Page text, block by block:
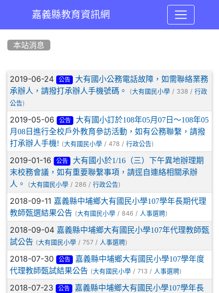
嘉義縣教育資訊網
本站消息
文章列表
2019-06-24 公告
大有國小公務電話故障，如需聯絡業務
承辦人，請撥打承辦人手機號碼。
(大有國民小學 / 338 / 行政
公告)
2019-05-06 公告
大有國小訂於108年05月07日～108年05
月08日進行全校戶外教育參訪活動，如有公務聯繫，請撥
打承辦人手機! (大有國民小學 / 478 / 行政公告)
2019-01-16 公告
大有國小於1/16（三）下午異地辦理期
末校務會議，如有重要聯繫事項，請逕自連絡相關承辦
人。
(大有國民小學 / 286 / 行政公告)
2018-09-11 嘉義縣中埔鄉大有國民小學107學年長期代理
教師甄選結果公告 (大有國民小學 / 846 / 人事選聘)
2018-09-04 嘉義縣中埔鄉大有國民小學107年代理教師甄
試公告 (大有國民小學 / 757 / 人事選聘)
2018-07-30 公告
嘉義縣中埔鄉大有國民小學107學年度
代理教師甄試結果公告 (大有國民小學 / 713 / 人事選聘)
2018-07-23 公告
嘉義縣中埔鄉大有國民小學107學年長